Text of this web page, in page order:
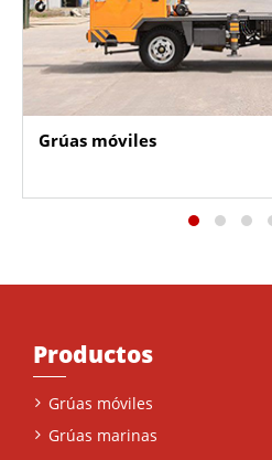
Grúas móviles
Productos
Grúas móviles
Grúas marinas